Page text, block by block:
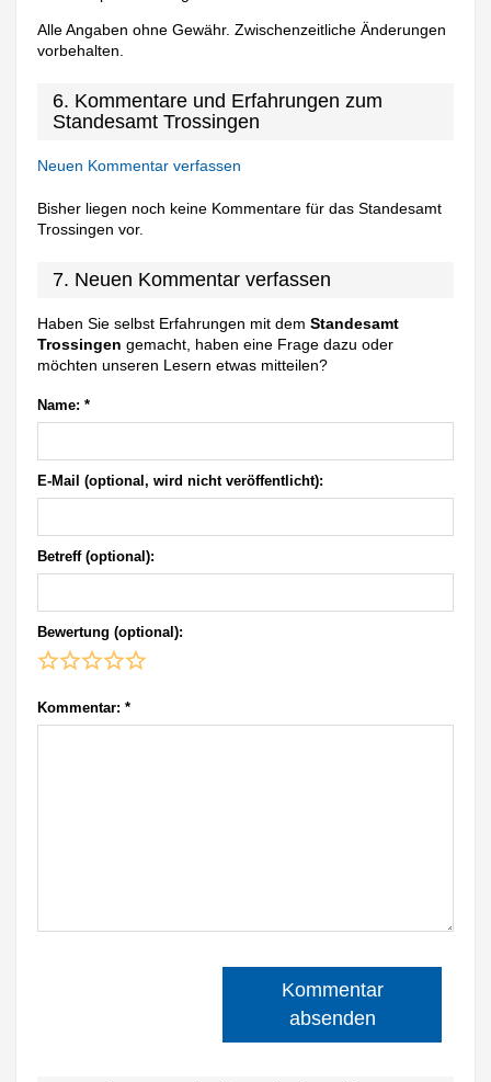
Alle Angaben ohne Gewähr. Zwischenzeitliche Änderungen
vorbehalten.
6. Kommentare und Erfahrungen zum
Standesamt Trossingen
Neuen Kommentar verfassen
Bisher liegen noch keine Kommentare für das Standesamt
Trossingen vor.
7. Neuen Kommentar verfassen
Haben Sie selbst Erfahrungen mit demStandesamt
Trossingen gemacht, haben eine Frage dazu oder
möchten unseren Lesern etwas mitteilen?
Name: *
E-Mail (optional, wird nicht veröffentlicht):
Betreff (optional):
Bewertung (optional):
Kommentar: *
Kommentar
absenden